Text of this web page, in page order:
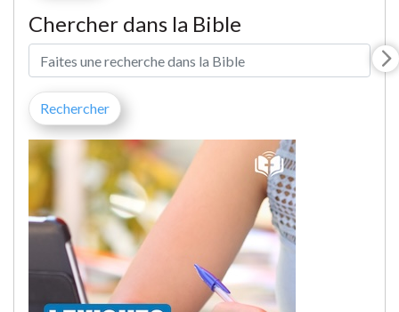
Chercher dans la Bible